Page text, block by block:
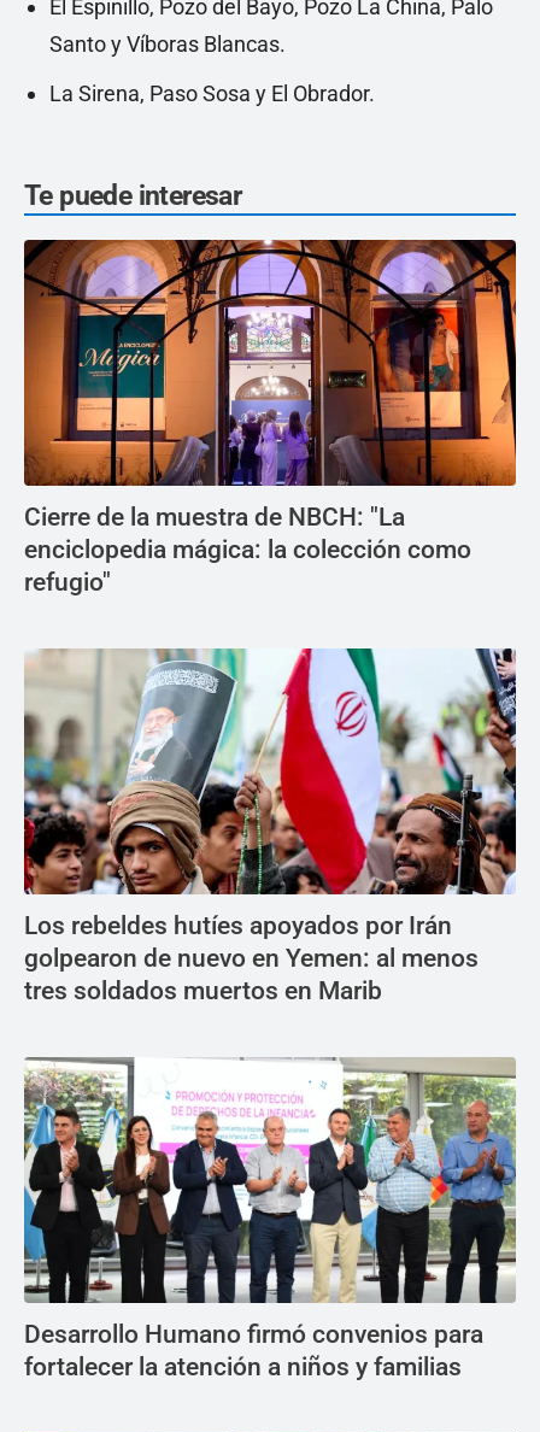
El Espinillo, Pozo del Bayo, Pozo La China, Palo
Santo y Víboras Blancas.
La Sirena, Paso Sosa y El Obrador.
Te puede interesar
Cierre de la muestra de NBCH: "La
enciclopedia mágica: la colección como
refugio"
Los rebeldes hutíes apoyados por Irán
golpearon de nuevo en Yemen: al menos
tres soldados muertos en Marib
Desarrollo Humano firmó convenios para
fortalecer la atención a niños y familias